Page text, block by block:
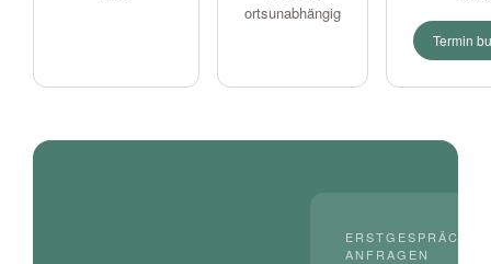
ortsunabhängig
Termin
ERSTGESPRÄCH
ANFRAGEN